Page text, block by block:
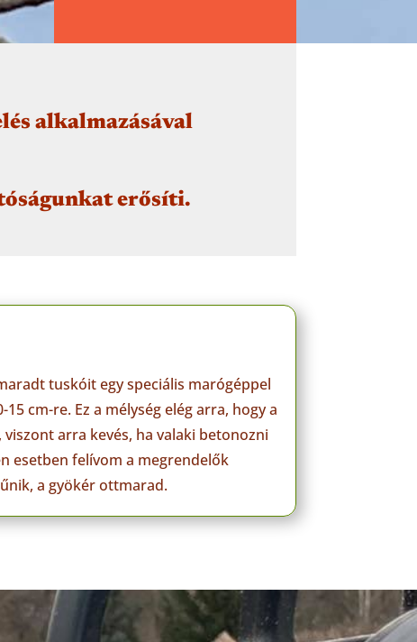
alkalmazásával
erősíti.
tuskóit egy speciális marógéppel
cm-re. Ez a mélység elég arra, hogy a
arra kevés, ha valaki betonozni
esetben felívom a megrendelők
a gyökér ottmarad.